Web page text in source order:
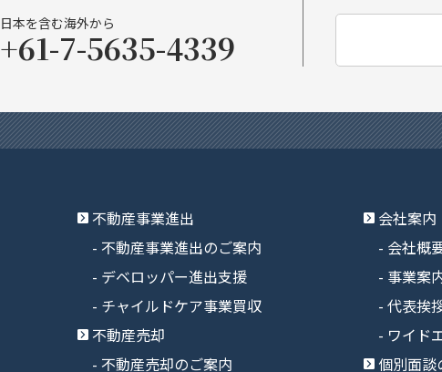
日本を含む海外から
+61-7-5635-4339
不動産事業進出
不動産事業進出のご案内
デベロッパー進出支援
チャイルドケア事業買収
不動産売却
不動産売却のご案内
会社案内
会社概
事業案
代表挨
ワイド
個別面談